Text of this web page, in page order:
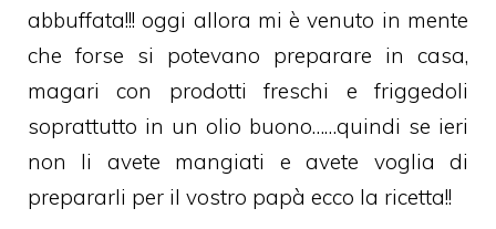
abbuffata!!! oggi allora mi è venuto in mente
che forse si potevano preparare in casa,
magari con prodotti freschi e friggedoli
soprattutto in un olio buono……quindi se ieri
non li avete mangiati e avete voglia di
prepararli per il vostro papà ecco la ricetta!!